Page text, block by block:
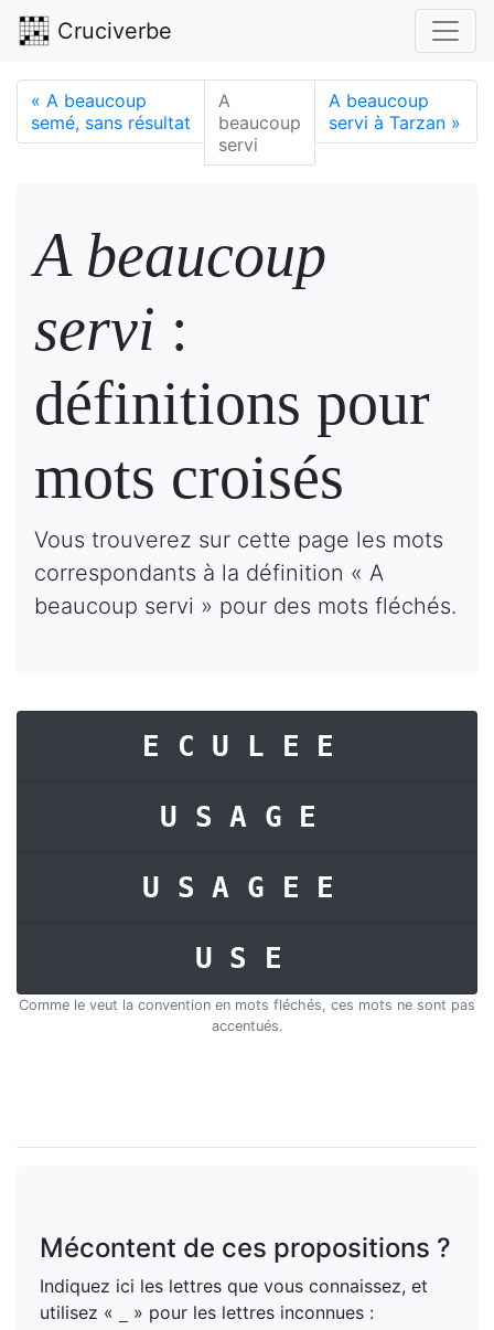
Cruciverbe
« A beaucoup
semé, sans résultat
A
beaucoup
servi
A beaucoup
servi à Tarzan »
A beaucoup
servi :
définitions pour
mots croisés
Vous trouverez sur cette page les mots
correspondants à la définition « A
beaucoup servi » pour des mots fléchés.
ECULEE
USAGE
USAGEE
USE
Comme le veut la convention en mots fléchés, ces mots ne sont pas
accentués.
Mécontent de ces propositions ?
Indiquez ici les lettres que vous connaissez, et
utilisez «
» pour les lettres inconnues :